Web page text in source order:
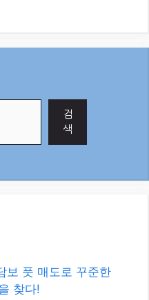
검
색
보 풋 매도로 꾸준한
찾다!